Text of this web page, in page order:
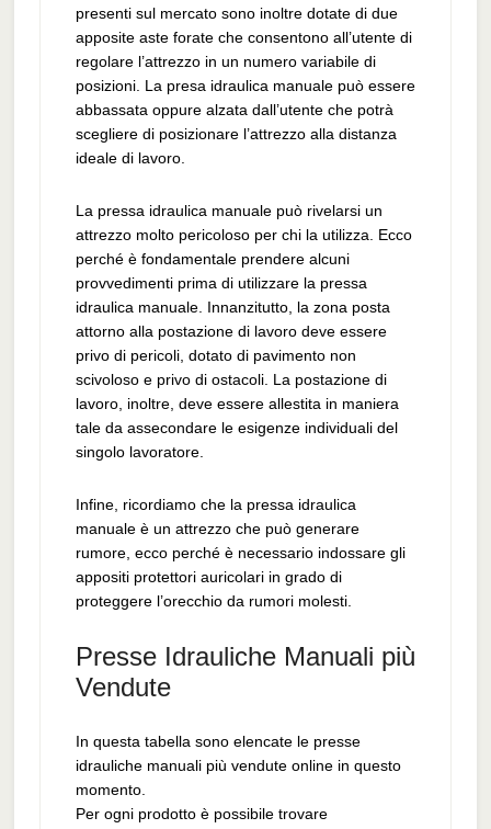
presenti sul mercato sono inoltre dotate di due
apposite aste forate che consentono all’utente di
regolare l’attrezzo in un numero variabile di
posizioni. La presa idraulica manuale può essere
abbassata oppure alzata dall’utente che potrà
scegliere di posizionare l’attrezzo alla distanza
ideale di lavoro.
La pressa idraulica manuale può rivelarsi un
attrezzo molto pericoloso per chi la utilizza. Ecco
perché è fondamentale prendere alcuni
provvedimenti prima di utilizzare la pressa
idraulica manuale. Innanzitutto, la zona posta
attorno alla postazione di lavoro deve essere
privo di pericoli, dotato di pavimento non
scivoloso e privo di ostacoli. La postazione di
lavoro, inoltre, deve essere allestita in maniera
tale da assecondare le esigenze individuali del
singolo lavoratore.
Infine, ricordiamo che la pressa idraulica
manuale è un attrezzo che può generare
rumore, ecco perché è necessario indossare gli
appositi protettori auricolari in grado di
proteggere l’orecchio da rumori molesti.
Presse Idrauliche Manuali più
Vendute
In questa tabella sono elencate le presse
idrauliche manuali più vendute online in questo
momento.
Per ogni prodotto è possibile trovare